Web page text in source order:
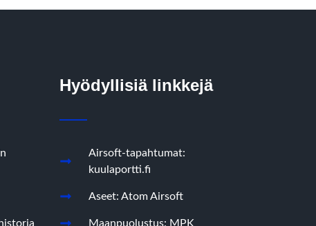
Hyödyllisiä linkkejä
Airsoft-tapahtumat:
kuulaportti.fi
Aseet: Atom Airsoft
Maanpuolustus: MPK